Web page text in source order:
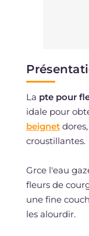
La pte pour
idale pour
beignet
croustillantes.
Grce l'eau
fleurs de
une fine
les alourdir.